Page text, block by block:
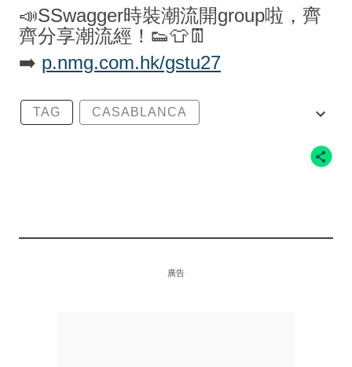
📣SSwagger時裝潮流開group啦，齊
齊分享潮流經！👟👕👖
➡️ p.nmg.com.hk/gstu27
TAG CASABLANCA
廣告